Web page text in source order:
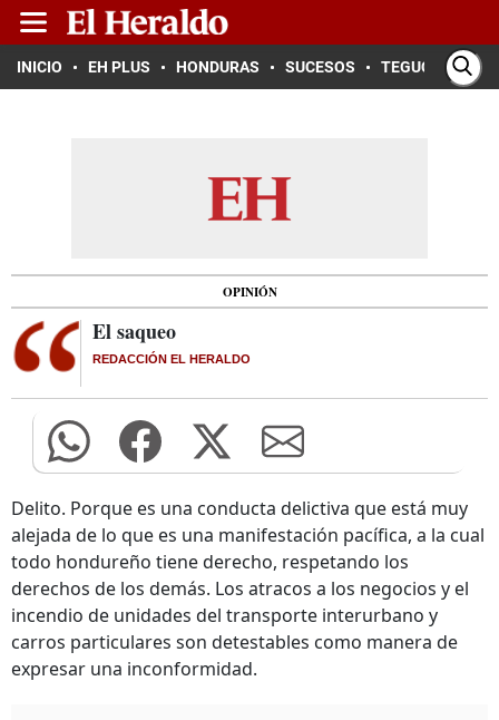
INICIO EH PLUS HONDURAS SUCESOS TEGUCIGALPA
OPINIÓN
El saqueo
REDACCIÓN EL HERALDO
Delito. Porque es una conducta delictiva que está muy
alejada de lo que es una manifestación pacífica, a la cual
todo hondureño tiene derecho, respetando los
derechos de los demás. Los atracos a los negocios y el
incendio de unidades del transporte interurbano y
carros particulares son detestables como manera de
expresar una inconformidad.